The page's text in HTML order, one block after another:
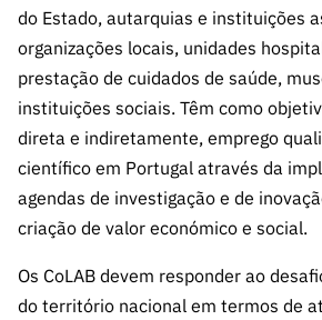
do Estado, autarquias e instituições
organizações locais, unidades
prestação de cuidados de saúde,
instituições sociais. Têm como
direta e indiretamente, emprego
científico em Portugal através da
agendas de investigação e de
criação de valor económico e social.
Os CoLAB devem responder ao
do território nacional em termos de